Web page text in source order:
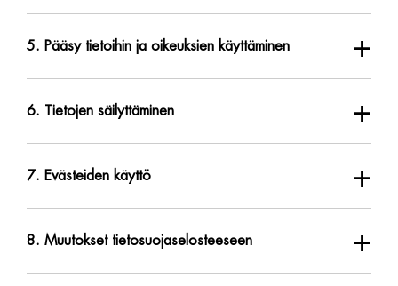
5. Pääsy tietoihin ja oikeuksien käyttäminen +
6. Tietojen säilyttäminen +
7. Evästeiden käyttö +
8. Muutokset tietosuojaselosteeseen +